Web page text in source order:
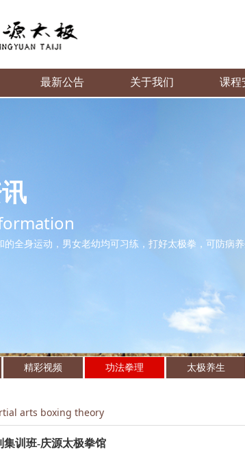
最新公告 关于我们 课程
的全身运动，男女老幼均可习练，打好太极拳，可防病养
arts boxing theory
集训班-庆源太极拳馆
精彩视频 功法拳理 太极养生